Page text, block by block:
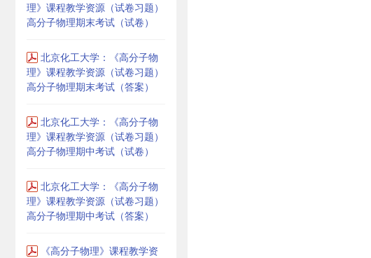
理》课程教学资源（试卷习题）
高分子物理期末考试（试卷）
北京化工大学：《高分子物
理》课程教学资源（试卷习题）
高分子物理期末考试（答案）
北京化工大学：《高分子物
理》课程教学资源（试卷习题）
高分子物理期中考试（试卷）
北京化工大学：《高分子物
理》课程教学资源（试卷习题）
高分子物理期中考试（答案）
《高分子物理》课程教学资